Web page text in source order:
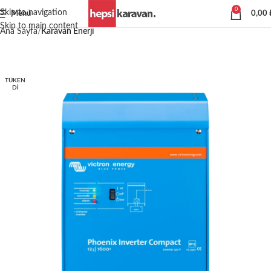
Skip to navigation
Skip to main content
Menü
0
0,00
Ana Sayfa Karavan Enerji
TÜKEN
DI